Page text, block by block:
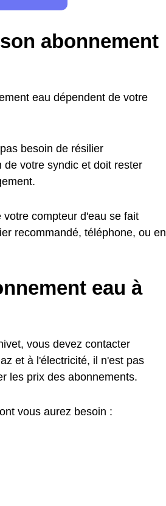
abonnement
eau dépendent de votre
besoin de résilier
votre syndic et doit rester
compteur d'eau se fait
recommandé, téléphone, ou en
eau à
vous devez contacter
et à l'électricité, il n'est pas
les prix des abonnements.
vous aurez besoin :